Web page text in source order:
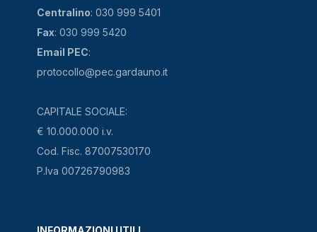
Centralino: 030 999 5401
Fax: 030 999 5420
Email PEC:
protocollo@pec.gardauno.it
CAPITALE SOCIALE:
€ 10.000.000 i.v.
Cod. Fisc. 87007530170
P.Iva 00726790983